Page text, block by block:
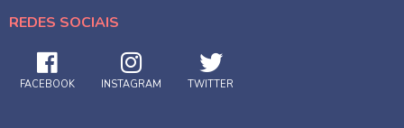
REDES SOCIAIS
FACEBOOK INSTAGRAM TWITTER